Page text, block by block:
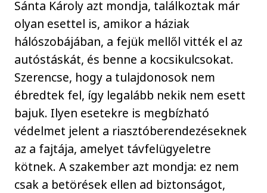
Sánta Károly azt mondja, találkoztak már
olyan esettel is, amikor a háziak
hálószobájában, a fejük mellől vitték el az
autóstáskát, és benne a kocsikulcsokat.
Szerencse, hogy a tulajdonosok nem
ébredtek fel, így legalább nekik nem esett
bajuk. Ilyen esetekre is megbízható
védelmet jelent a riasztóberendezéseknek
az a fajtája, amelyet távfelügyeletre
kötnek. A szakember azt mondja: ez nem
csak a betörések ellen ad biztonságot,